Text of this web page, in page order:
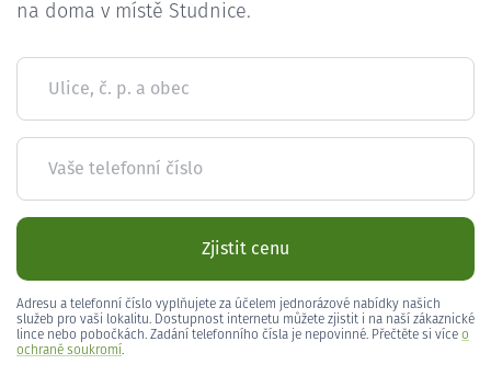
na doma v místě Studnice.
Ulice, č. p. a obec
Vaše telefonní číslo
Zjistit cenu
Adresu a telefonní číslo vyplňujete za účelem jednorázové nabídky našich
služeb pro vaši lokalitu. Dostupnost internetu můžete zjistit i na naší zákaznické
lince nebo pobočkách. Zadání telefonního čísla je nepovinné. Přečtěte si více o
ochraně soukromí.